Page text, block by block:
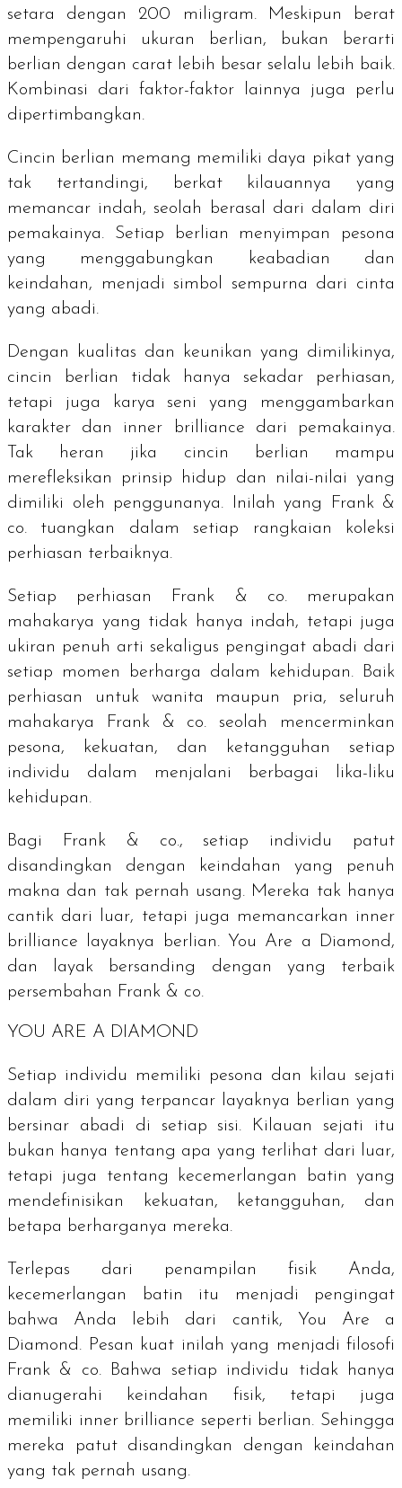
setara dengan 200 miligram. Meskipun berat
mempengaruhi ukuran berlian, bukan berarti
berlian dengan carat lebih besar selalu lebih baik.
Kombinasi dari faktor-faktor lainnya juga perlu
dipertimbangkan.
Cincin berlian memang memiliki daya pikat yang
tak tertandingi, berkat kilauannya yang
memancar indah, seolah berasal dari dalam diri
pemakainya. Setiap berlian menyimpan pesona
yang menggabungkan keabadian dan
keindahan, menjadi simbol sempurna dari cinta
yang abadi.
Dengan kualitas dan keunikan yang dimilikinya,
cincin berlian tidak hanya sekadar perhiasan,
tetapi juga karya seni yang menggambarkan
karakter dan inner brilliance dari pemakainya.
Tak heran jika cincin berlian mampu
merefleksikan prinsip hidup dan nilai-nilai yang
dimiliki oleh penggunanya. Inilah yang Frank &
co. tuangkan dalam setiap rangkaian koleksi
perhiasan terbaiknya.
Setiap perhiasan Frank & co. merupakan
mahakarya yang tidak hanya indah, tetapi juga
ukiran penuh arti sekaligus pengingat abadi dari
setiap momen berharga dalam kehidupan. Baik
perhiasan untuk wanita maupun pria, seluruh
mahakarya Frank & co. seolah mencerminkan
pesona, kekuatan, dan ketangguhan setiap
individu dalam menjalani berbagai lika-liku
kehidupan.
Bagi Frank & co., setiap individu patut
disandingkan dengan keindahan yang penuh
makna dan tak pernah usang. Mereka tak hanya
cantik dari luar, tetapi juga memancarkan inner
brilliance layaknya berlian. You Are a Diamond,
dan layak bersanding
dengan yang terbaik
persembahan Frank & co.
YOU ARE A DIAMOND
Setiap individu memiliki pesona dan kilau sejati
dalam diri yang terpancar layaknya berlian yang
bersinar abadi di setiap sisi. Kilauan sejati itu
bukan hanya tentang apa yang terlihat dari luar,
tetapi juga tentang kecemerlangan batin yang
mendefinisikan kekuatan, ketangguhan, dan
betapa berharganya mereka.
Terlepas dari penampilan fisik Anda,
kecemerlangan batin itu menjadi pengingat
bahwa Anda lebih dari cantik, You Are a
Diamond . Pesan kuat inilah yang menjadi filosofi
Frank & co. Bahwa setiap individu tidak hanya
dianugerahi keindahan fisik, tetapi juga
memiliki inner brilliance seperti berlian. Sehingga
mereka patut disandingkan dengan keindahan
yang tak pernah usang.